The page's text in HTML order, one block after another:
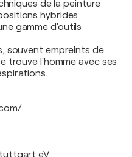
de la peinture
hybrides
gamme d'outils
souvent empreints de
trouve l'homme avec ses
eV